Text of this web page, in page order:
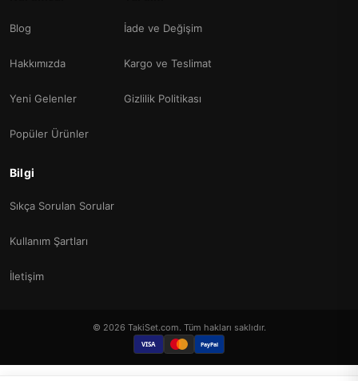
Blog
Hakkımızda
Yeni Gelenler
Popüler Ürünler
İade ve Değişim
Kargo ve Teslimat
Gizlilik Politikası
Bilgi
Sıkça Sorulan Sorular
Kullanım Şartları
İletişim
© 2026 TakiSet.com. Tüm hakları saklıdır.
VISA PayPal